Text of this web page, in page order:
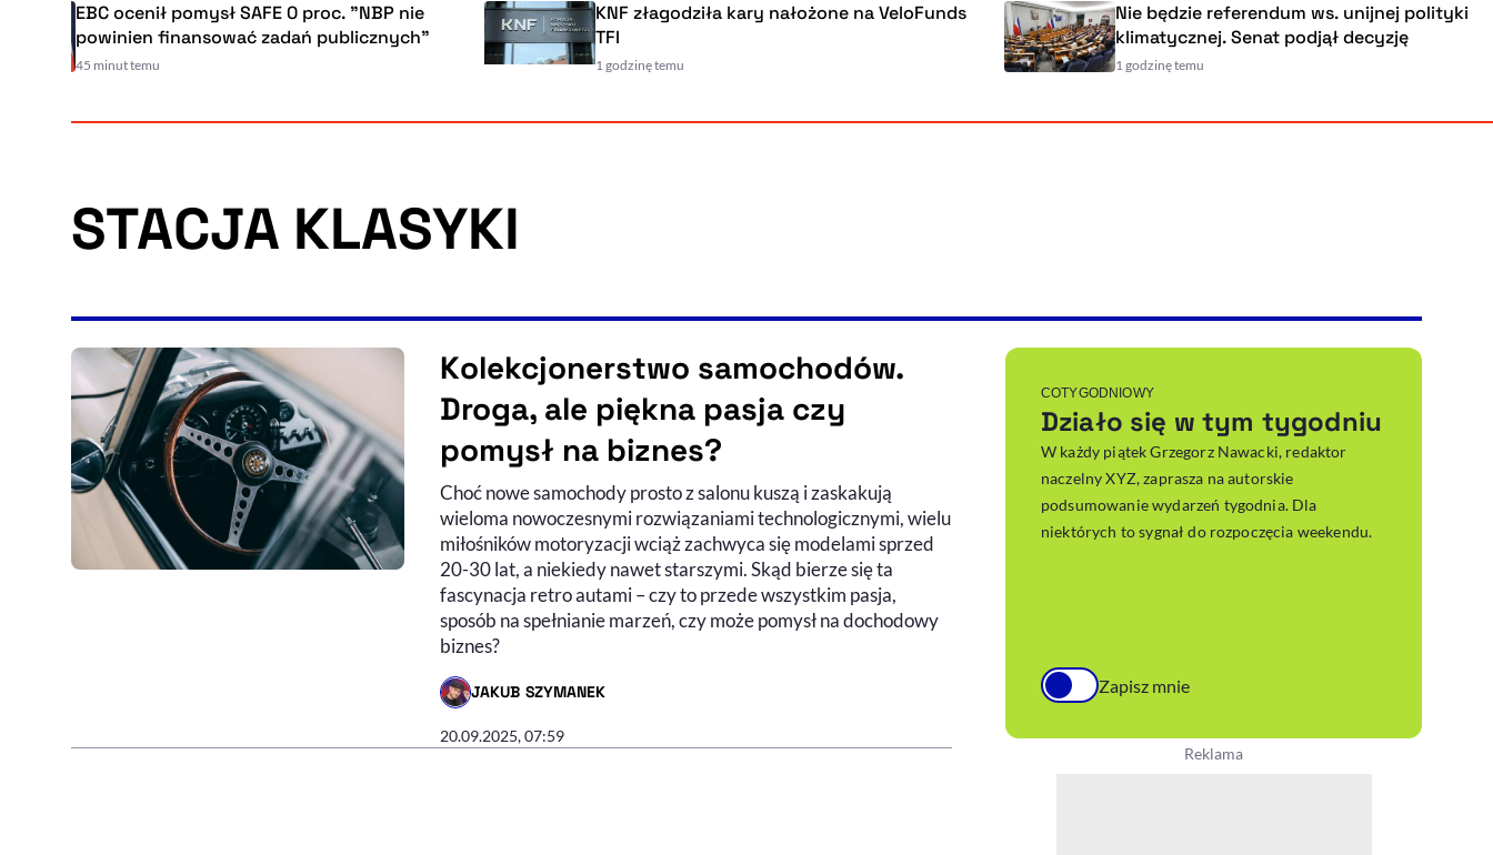
Sprawdź, jak i dlaczego zwiększamy dostępność, otwiera się w nowym
Deklaracja dostępności
, otwiera się w
EBC ocenił pomysł SAFE 0 proc. "NBP nie
powinien finansować zadań publicznych"
45 minut temu
KNF złagodziła kary nałożone na VeloFunds
TFI
1 godzinę temu
Nie będzie referendum ws. unijnej polityki
klimatycznej. Senat podjął decyzję
1 godzinę temu
STACJA KLASYKI
Kolekcjonerstwo samochodów.
Droga, ale piękna pasja czy
pomysł na biznes?
Choć nowe samochody prosto z salonu kuszą i zaskakują
wieloma nowoczesnymi rozwiązaniami technologicznymi, wielu
miłośników motoryzacji wciąż zachwyca się modelami sprzed
20-30 lat, a niekiedy nawet starszymi. Skąd bierze się ta
fascynacja retro autami – czy to przede wszystkim pasja,
sposób na spełnianie marzeń, czy może pomysł na dochodowy
biznes?
JAKUB SZYMANEK
- AUTOR ARTYKUŁU - PROFIL
20.09.2025, 07:59